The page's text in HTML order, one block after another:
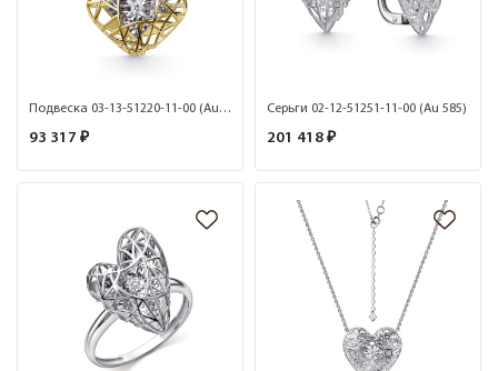
Подвеска 03-13-51220-11-00 (Au 585)
93 317 ₽
Серьги 02-12-51251-11-00 (Au 585)
201 418 ₽